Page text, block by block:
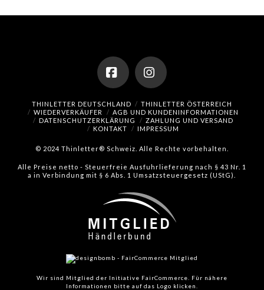
FacebookInstagram
THINLETTER DEUTSCHLAND
THINLETTER ÖSTERREICH
WIEDERVERKÄUFER
AGB UND KUNDENINFORMATIONEN
DATENSCHUTZERKLÄRUNG
ZAHLUNG UND VERSAND
KONTAKT
IMPRESSUM
© 2024 Thinletter® Schweiz. Alle Rechte vorbehalten.
Alle Preise netto - Steuerfreie Ausfuhrlieferung nach § 43 Nr. 1
a in Verbindung mit § 6 Abs. 1 Umsatzsteuergesetz (UStG).
Wir sind Mitglied der Initiative FairCommerce.
Für nähere
Informationen bitte auf das Logo klicken.